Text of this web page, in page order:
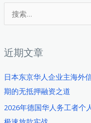
索
近期文章
日本东京华人企业主海外
期的无抵押融资之道
2026年德国华人务工者个
人
从
业
者
商
贷